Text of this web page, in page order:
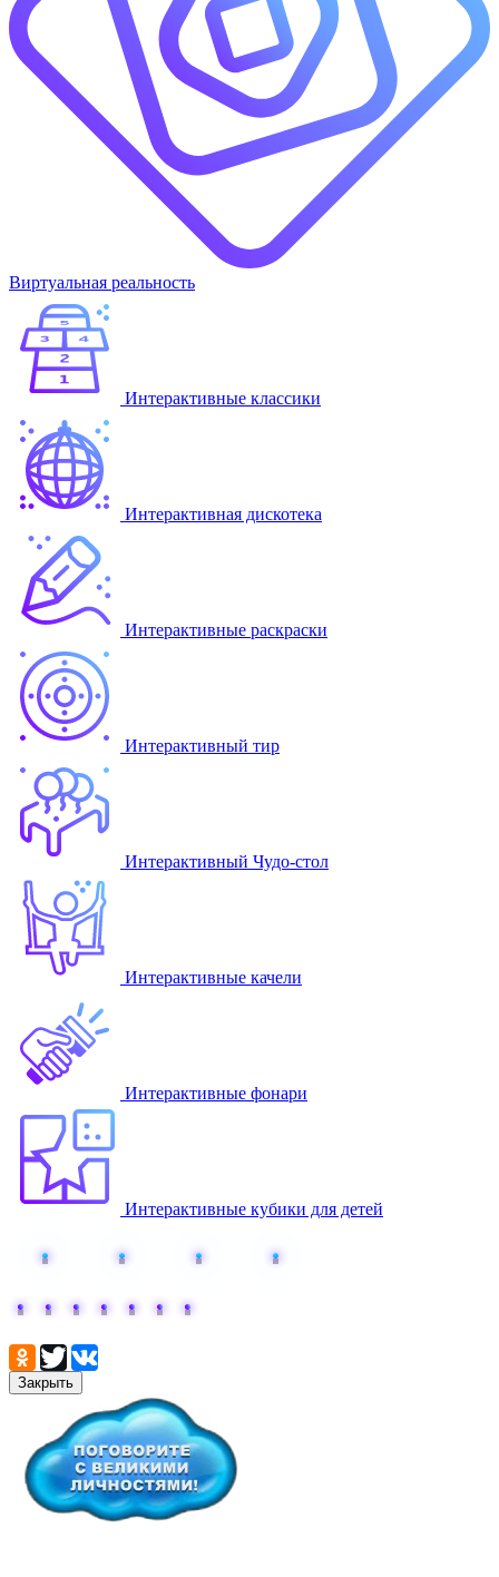
Виртуальная реальность
Интерактивные классики
Интерактивная дискотека
Интерактивные раскраски
Интерактивный тир
Интерактивный Чудо-стол
Интерактивные качели
Интерактивные фонари
Интерактивные кубики для детей
Закрыть